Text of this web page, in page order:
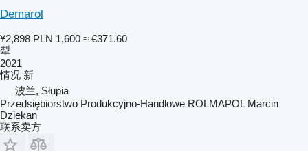
Demarol
¥2,898 PLN 1,600 ≈ €371.60
犁
2021
情况 新
波兰, Słupia
Przedsiębiorstwo Produkcyjno-Handlowe ROLMAPOL Marcin
Dziekan
联系卖方